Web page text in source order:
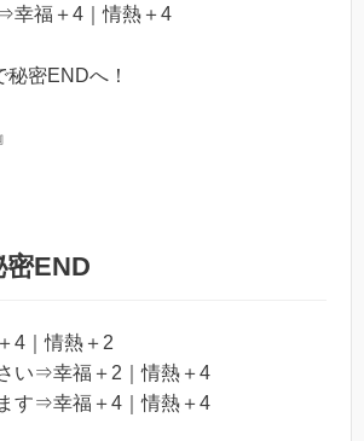
幸福＋4｜情熱＋4
密ENDへ！
密END
4｜情熱＋2
い⇒幸福＋2｜情熱＋4
す⇒幸福＋4｜情熱＋4